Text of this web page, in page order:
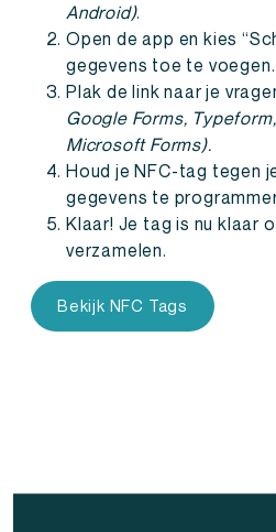
Android).
Open de app en kies
gegevens toe te voegen.
Plak de link naar je
Google Forms,
Microsoft Forms).
Houd je NFC-tag tegen
gegevens te
Klaar! Je tag is nu klaar
verzamelen.
Bekijk NFC Tags